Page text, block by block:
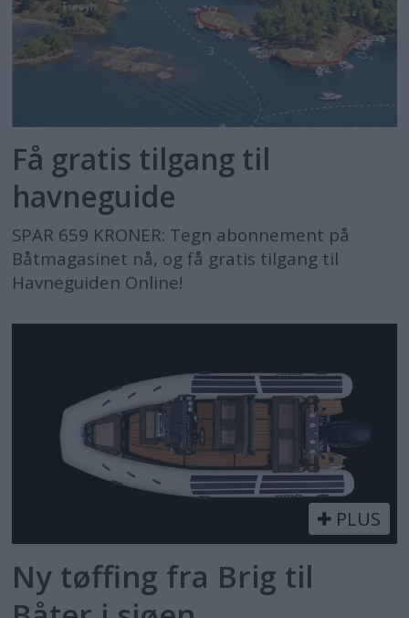
Få gratis tilgang til
havneguide
SPAR 659 KRONER: Tegn abonnement på
Båtmagasinet nå, og få gratis tilgang til
Havneguiden Online!
PLUS
Ny tøffing fra Brig til